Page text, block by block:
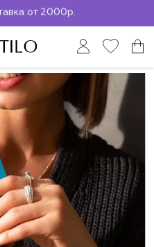
до ПВЗ СДЭК